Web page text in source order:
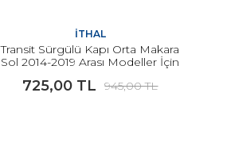
İTHAL
Transit Sürgülü Kapı Orta Makara
Sol 2014-2019 Arası Modeller İçin
725,00 TL 945,00 TL